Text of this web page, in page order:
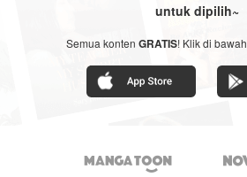
untuk dipilih~
Semua konten GRATIS! Klik di
